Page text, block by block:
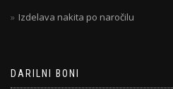
Izdelava nakita po naročilu
DARILNI BONI